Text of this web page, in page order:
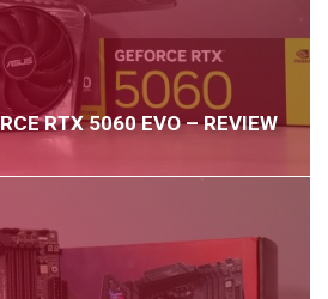
RTX 5060 EVO – REVIEW